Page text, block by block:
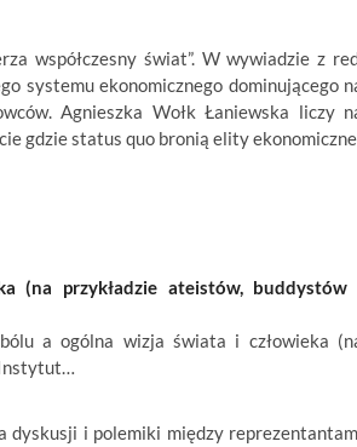
współczesny świat”. W wywiadzie z
systemu ekonomicznego dominującego
Agnieszka Wołk Łaniewska liczy
gdzie status quo bronią elity
(na przykładzie ateistów, buddystów
a ogólna wizja świata i człowieka
dyskusji i polemiki między